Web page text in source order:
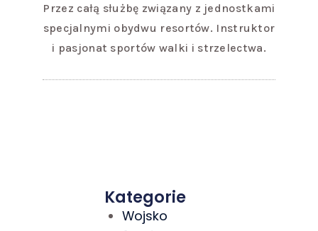
Przez całą służbę związany z jednostkami
specjalnymi obydwu resortów. Instruktor
i pasjonat sportów walki i strzelectwa.
Kategorie
Wojsko